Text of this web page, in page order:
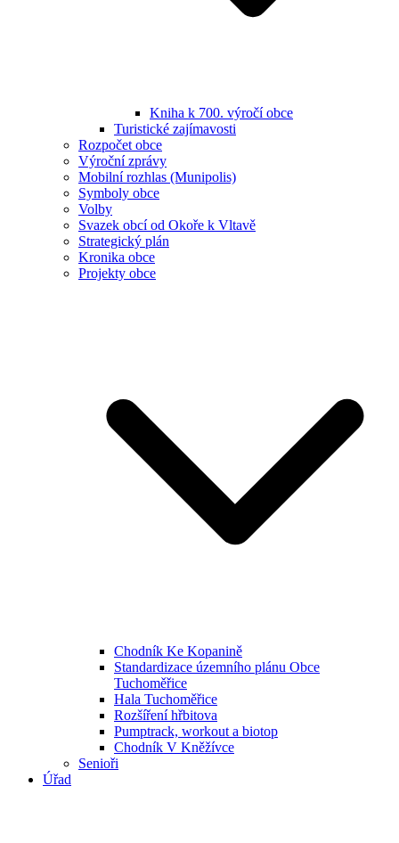
Kniha k 700. výročí obce
Turistické zajímavosti
Rozpočet obce
Výroční zprávy
Mobilní rozhlas (Munipolis)
Symboly obce
Volby
Svazek obcí od Okoře k Vltavě
Strategický plán
Kronika obce
Projekty obce
Chodník Ke Kopanině
Standardizace územního plánu Obce
Tuchoměřice
Hala Tuchoměřice
Rozšíření hřbitova
Pumptrack, workout a biotop
Chodník V Kněžívce
Senioři
Úřad